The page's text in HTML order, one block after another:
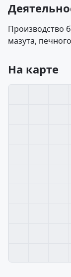
Производство
мазута,
На карте